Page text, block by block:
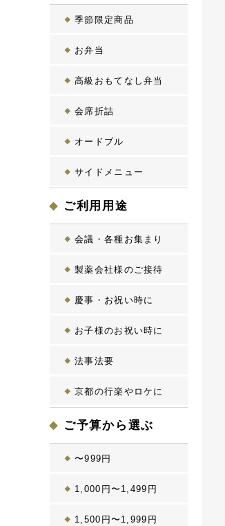
季節限定商品
お弁当
高級おもてなし弁当
会席折詰
オードブル
サイドメニュー
ご利用用途
会議・各種お集まり
製薬会社様のご接待
慶事・お祝い時に
お子様のお祝い時に
法事法要
京都の行楽やロケに
ご予算から選ぶ
〜999円
1,000円〜1,499円
1,500円〜1,999円